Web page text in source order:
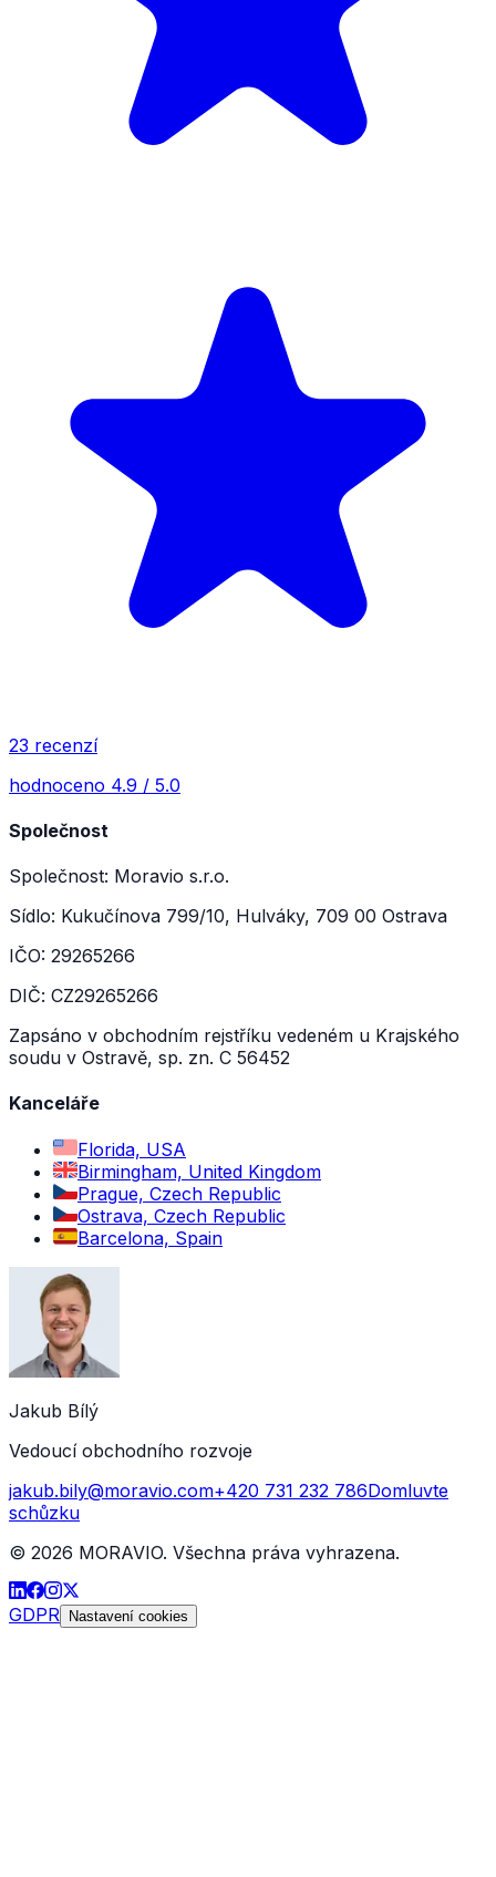
23 recenzí
hodnoceno 4.9 / 5.0
Společnost
Společnost: Moravio s.r.o.
Sídlo: Kukučínova 799/10, Hulváky, 709 00 Ostrava
IČO: 29265266
DIČ: CZ29265266
Zapsáno v obchodním rejstříku vedeném u Krajského
soudu v Ostravě, sp. zn. C 56452
Kanceláře
Florida, USA
Birmingham, United Kingdom
Prague, Czech Republic
Ostrava, Czech Republic
Barcelona, Spain
Jakub Bílý
Vedoucí obchodního rozvoje
jakub.bily@moravio.com+420 731 232 786Domluvte
schůzku
© 2026 MORAVIO. Všechna práva vyhrazena.
GDPR Nastavení cookies